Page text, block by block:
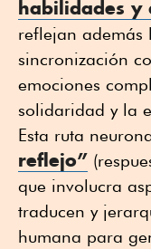
habilidades y
reflejan además
sincronización
emociones
solidaridad y la
Esta ruta
reflejo”
que involucra
traducen y
humana para